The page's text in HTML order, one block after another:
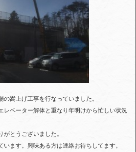
嵩上げ工事を行なっていました。
レベーター解体と重なり年明けから忙しい状況
とうございました。
ます。興味ある方は連絡お待ちしてます。